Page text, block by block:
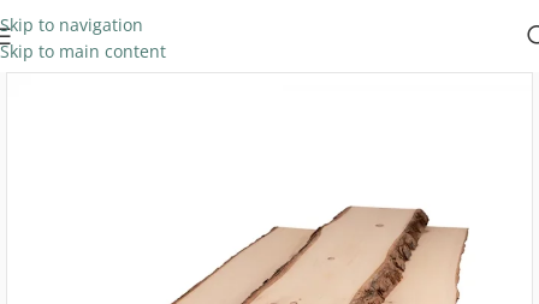
Skip to navigation
Skip to main content